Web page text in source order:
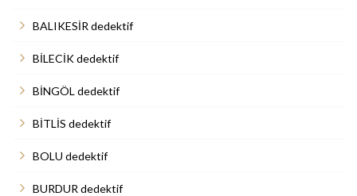
BALIKESİR dedektif
BİLECİK dedektif
BİNGÖL dedektif
BİTLİS dedektif
BOLU dedektif
BURDUR dedektif